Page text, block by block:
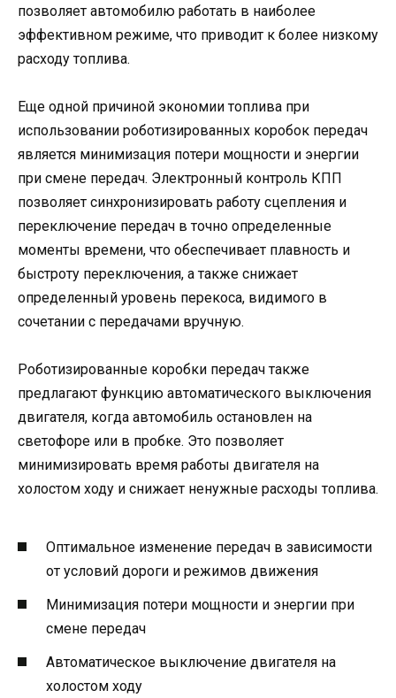
позволяет автомобилю работать в наиболее
эффективном режиме, что приводит к более низкому
расходу топлива.
Еще одной причиной экономии топлива при
использовании роботизированных коробок передач
является минимизация потери мощности и энергии
при смене передач. Электронный контроль КПП
позволяет синхронизировать работу сцепления и
переключение передач в точно определенные
моменты времени, что обеспечивает плавность и
быстроту переключения, а также снижает
определенный уровень перекоса, видимого в
сочетании с передачами вручную.
Роботизированные коробки передач также
предлагают функцию автоматического выключения
двигателя, когда автомобиль остановлен на
светофоре или в пробке. Это позволяет
минимизировать время работы двигателя на
холостом ходу и снижает ненужные расходы топлива.
Оптимальное изменение передач в зависимости
от условий дороги и режимов движения
Минимизация потери мощности и энергии при
смене передач
Автоматическое выключение двигателя на
холостом ходу